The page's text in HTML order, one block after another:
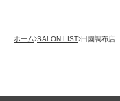
ホーム SALON LIST 田園調布店
RECRUITING
オンラインストア